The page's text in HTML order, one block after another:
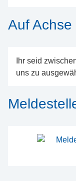
Auf Achse
Ihr seid
uns zu